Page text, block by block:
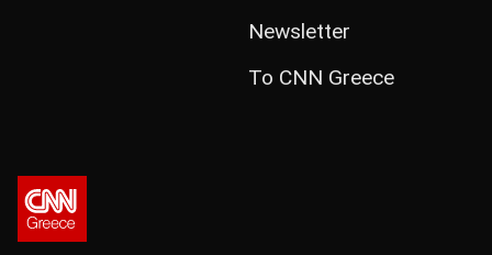
Newsletter
Το CNN Greece